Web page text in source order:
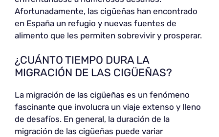
Afortunadamente, las cigüeñas han encontrado
en España un refugio y nuevas fuentes de
alimento que les permiten sobrevivir y prosperar.
¿CUÁNTO TIEMPO DURA LA
MIGRACIÓN DE LAS CIGÜEÑAS?
La migración de las cigüeñas es un fenómeno
fascinante que involucra un viaje extenso y lleno
de desafíos. En general, la duración de la
migración de las cigüeñas puede variar